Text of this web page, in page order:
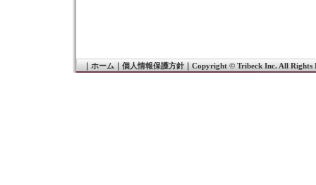
ホーム｜ 個人情報保護方針｜ Copyright © Tribeck Inc. All Rights